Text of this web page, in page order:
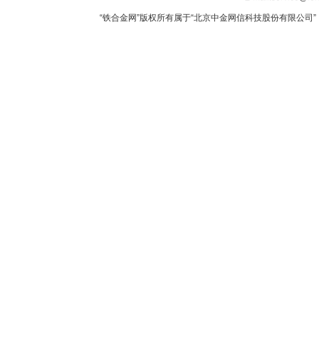
“铁合金网”版权所有属于“北京中金网信科技股份有限公司